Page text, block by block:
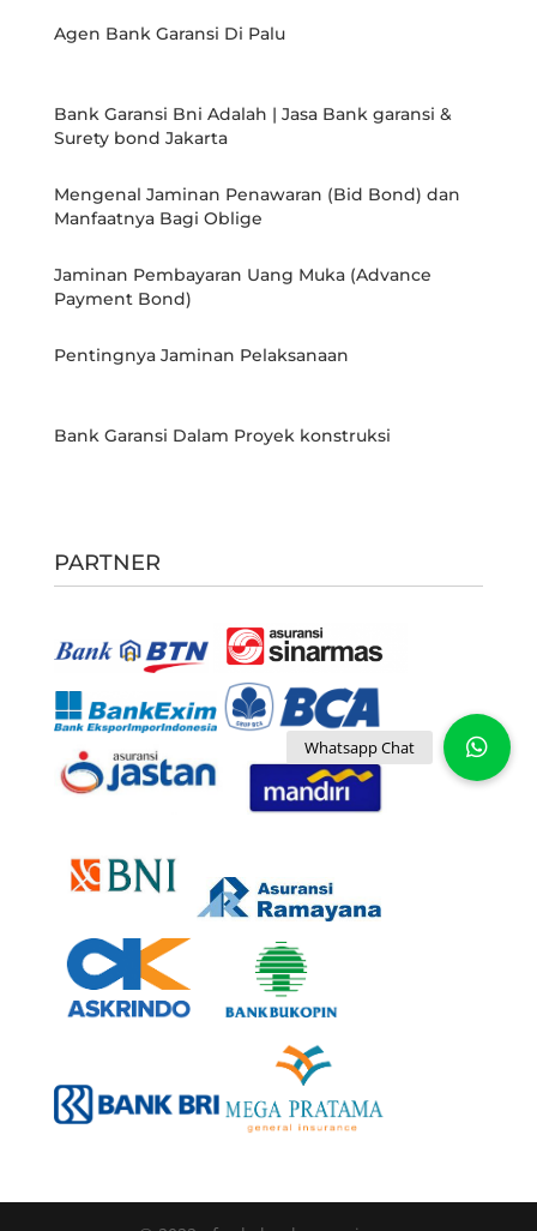
Agen Bank Garansi Di Palu
Bank Garansi Bni Adalah | Jasa Bank garansi &
Surety bond Jakarta
Mengenal Jaminan Penawaran (Bid Bond) dan
Manfaatnya Bagi Oblige
Jaminan Pembayaran Uang Muka (Advance
Payment Bond)
Pentingnya Jaminan Pelaksanaan
Bank Garansi Dalam Proyek konstruksi
PARTNER